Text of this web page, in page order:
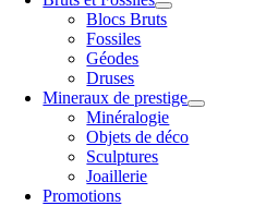
Blocs Bruts
Fossiles
Géodes
Druses
Mineraux de prestige
Minéralogie
Objets de déco
Sculptures
Joaillerie
Promotions